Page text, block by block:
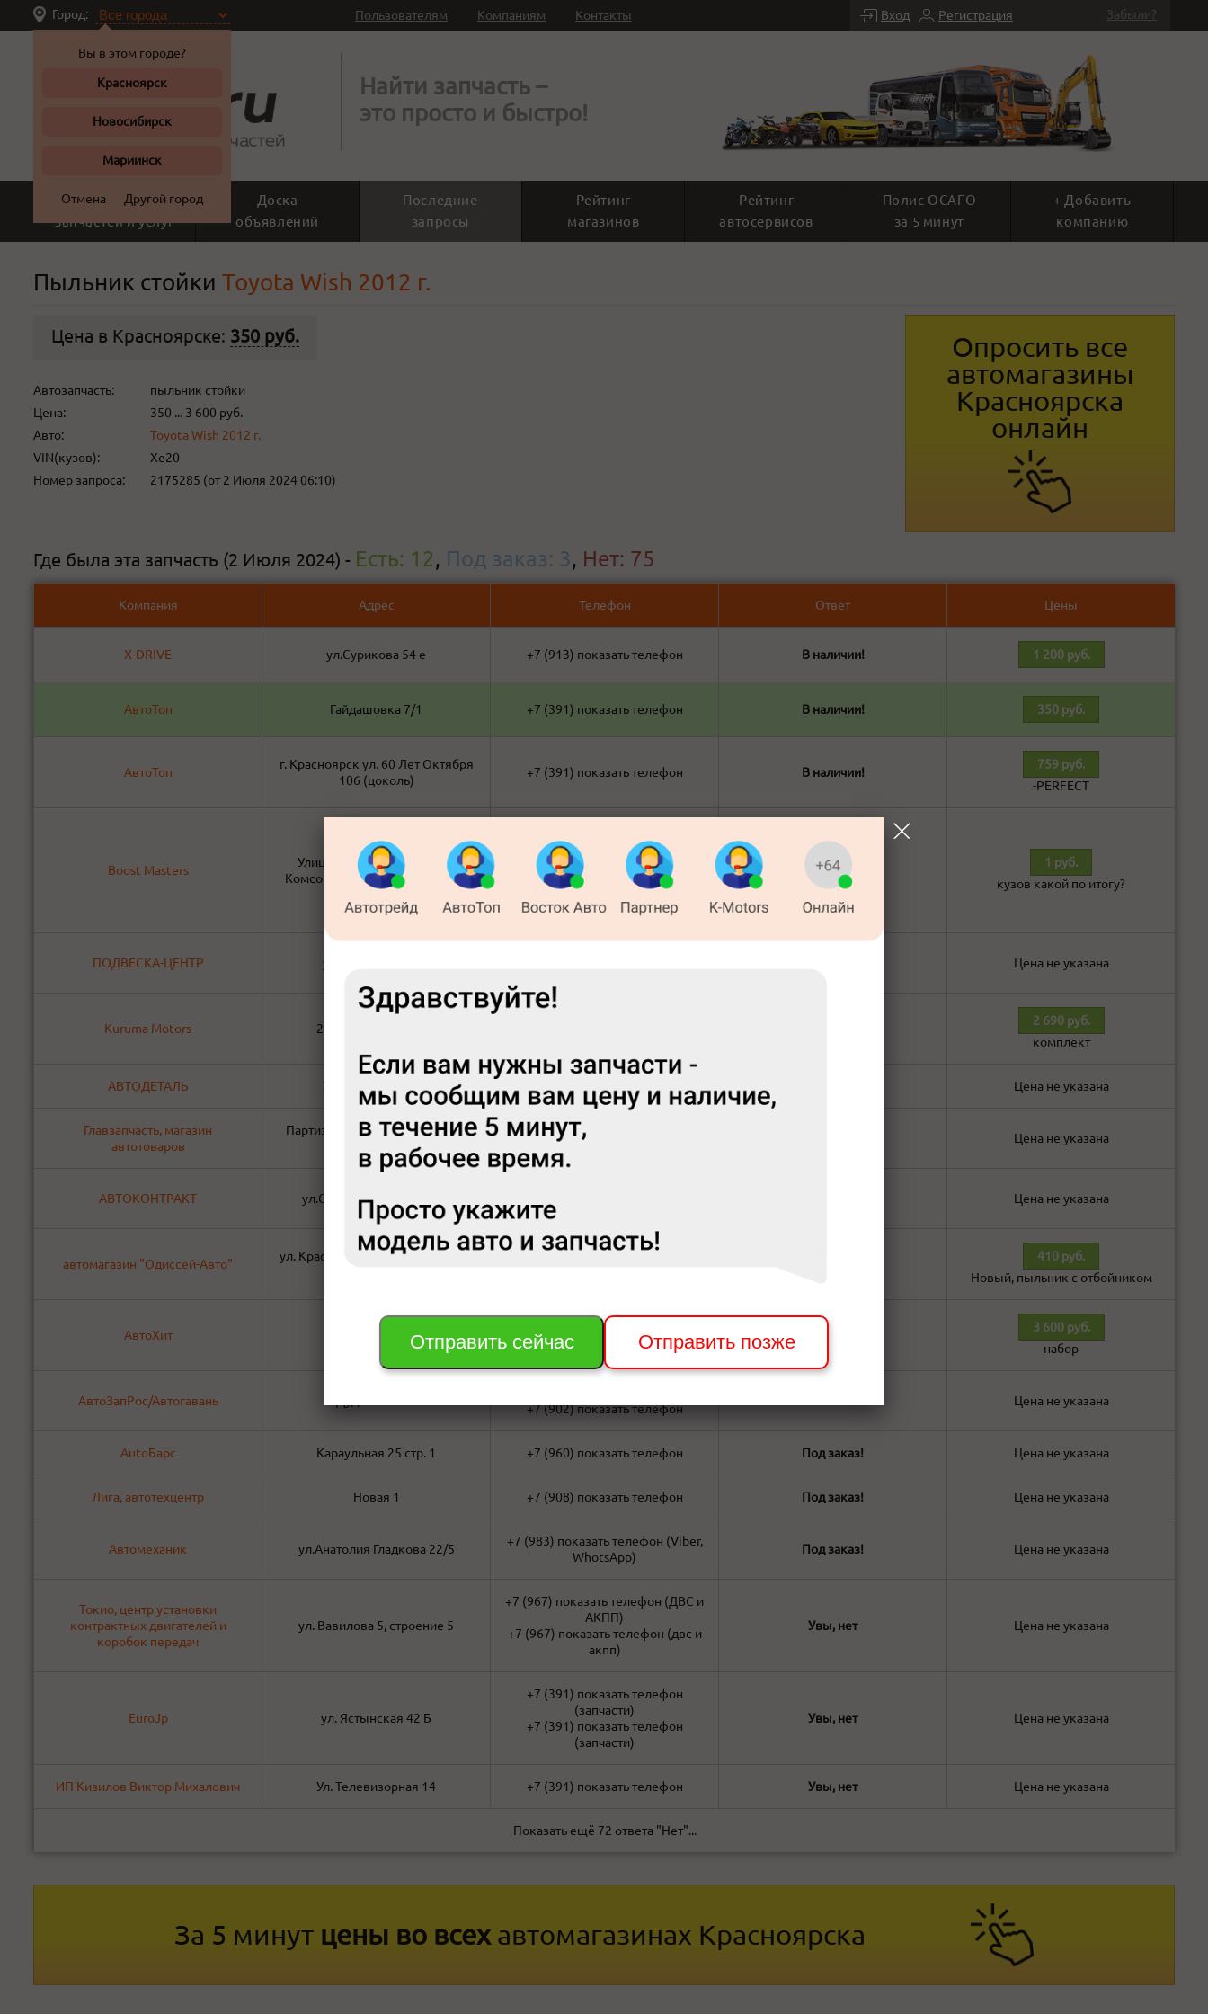
Город:
Вы в этом городе?
Красноярск
Новосибирск
Мариинск
Отмена Другой город
Пользователям Компаниям Контакты Вход Регистрация Забыли?
Найти запчасть –
это просто и быстро!
Поиск
запчастей и услуг
Доска
объявлений
Последние
запросы
Рейтинг
магазинов
Рейтинг
автосервисов
Полис ОСАГО
за 5 минут
+ Добавить
компанию
Пыльник стойки Toyota Wish 2012 г.
Цена в Красноярске: 350 руб.
Автозапчасть:
пыльник стойки
Цена:
350 ... 3 600 руб.
Авто:
Toyota Wish 2012 г.
VIN(кузов):
Xe20
Номер запроса:
2175285 (от 2 Июля 2024 06:10)
Опросить все
автомагазины
Красноярска
онлайн
Где была эта запчасть (2 Июля 2024) - Есть: 12, Под заказ: 3, Нет: 75
Компания Адрес Телефон Ответ Цены
X-DRIVE ул.Сурикова 54 е +7 (913) показать телефон В наличии! 1 200 руб.
АвтоТоп Гайдашовка 7/1 +7 (391) показать телефон В наличии! 350 руб.
АвтоТоп
г. Красноярск ул. 60 Лет Октября
106 (цоколь)
+7 (391) показать телефон В наличии!
759 руб.
-PERFECT
Boost Masters
​​Улица Белинского 8​ 3 этаж
КомсоМОЛЛ (самовывоза нет)
(менеджер)
+7 (391)показать телефон
(менеджер)
(WhatsApp)
В наличии!
1 руб.
кузов какой по итогу?
ПОДВЕСКА-ЦЕНТР ул. Гайдашовка 30 Цена не указана
Kuruma Motors 2 краснофлотская, 1
2 690 руб.
комплект
АВТОДЕТАЛЬ УЛ.БРЯНСКАЯ 143 Цена не указана
Главзапчасть, магазин
автотоваров
Партизана Железняка, 40 (АЗС
Ачинск нефть)
+7 (391)показать телефон Цена не указана
АВТОКОНТРАКТ ул.Судостроительная 175
+7 (913)
Цена не указана
автомагазин "Одиссей-Авто"
ул. Красноярский рабочий, д.154,
410 руб.
Новый, пыльник с отбойником
АвтоХит Космонавтов 17
показать телефон
(вайбер, вацап)
3 600 руб.
набор
АвтоЗапРос/Автогавань
+7 (902)показать телефон
Цена не указана
AutoБарс Караульная 25 стр. 1 +7 (960) показать телефон Под заказ! Цена не указана
Лига, автотехцентр Новая 1 +7 (908) показать телефон Под заказ! Цена не указана
Автомеханик ул.Анатолия Гладкова 22/5
+7 (983) показать телефон (Viber,
WhotsApp)
Под заказ! Цена не указана
Токио, центр установки
контрактных двигателей и
коробок передач
ул. Вавилова 5, строение 5
+7 (967) показать телефон (ДВС и
АКПП)
+7 (967) показать телефон (двс и
акпп)
Увы, нет Цена не указана
EuroJp ул. Ястынская 42 Б
+7 (391) показать телефон
(запчасти)
+7 (391) показать телефон
(запчасти)
Увы, нет Цена не указана
ИП Кизилов Виктор Михалович Ул. Телевизорная 14 +7 (391) показать телефон Увы, нет Цена не указана
Показать ещё 72 ответа "Нет"...
За 5 минут цены во всех автомагазинах Красноярска
Отправить сейчас Отправить позже